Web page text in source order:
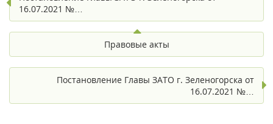
16.07.2021 №…
Правовые акты
Постановление Главы ЗАТО г. Зеленогорска от
16.07.2021 №…